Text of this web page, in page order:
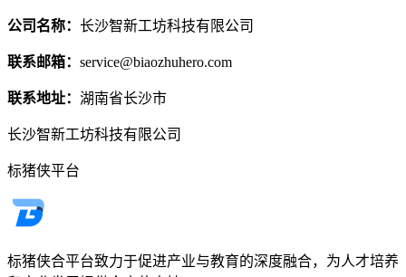
公司名称： 长沙智新工坊科技有限公司
联系邮箱： service@biaozhuhero.com
联系地址： 湖南省长沙市
长沙智新工坊科技有限公司
标猪侠平台
标猪侠合平台致力于促进产业与教育的深度融合，为人才培养